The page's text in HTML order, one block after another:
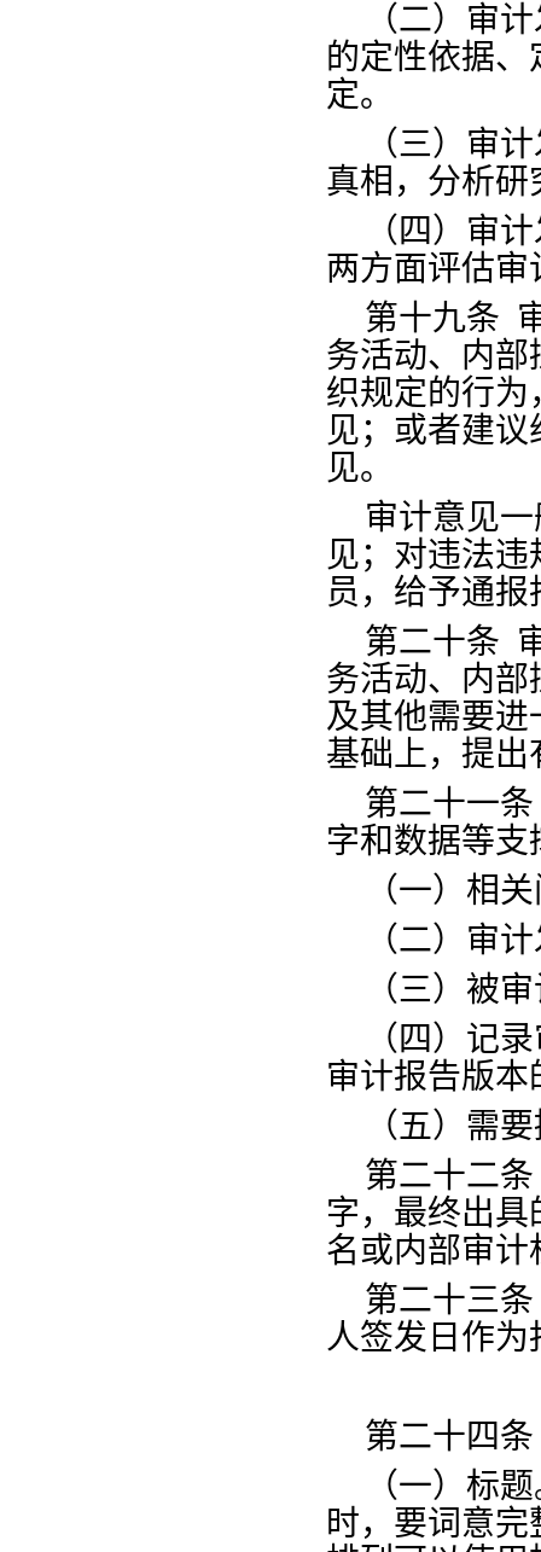
（二）审
的定性依据
定。
（三）审
真相，分析
（四）审
两方面评估
第十九条
务活动、内
织规定的行
见；或者建
见。
审计意见
见；对违法
员，给予通
第二十条
务活动、内
及其他需要
基础上，提出
第二十一条
字和数据等
（一）相
（二）审
（三）被
（四）记
审计报告版
（五）需
第二十二条
字，最终出
名或内部审计
第二十三条
人签发日作
第二十四条
（一）标
时，要词意